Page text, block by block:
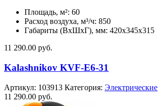
Площадь, м²: 60
Расход воздуха, м³/ч: 850
Габариты (ВхШхГ), мм: 420x345x315
11 290.00 руб.
Kalashnikov KVF-E6-31
Артикул: 103913 Категория: Электрические
11 290.00 руб.